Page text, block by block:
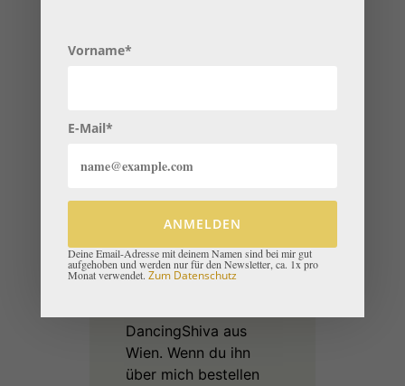
Macawurzel,
Rohkakao,
Reishisporen,
Rosenpulver und
vieles mehr. Ich kaufe
ihn seit 1 Jahr, wie
DancingShiva aus
Wien. Wenn du ihn
über mich bestellen
Vorname*
E-Mail*
ANMELDEN
Deine Email-Adresse mit deinem Namen sind bei mir gut
aufgehoben und werden nur für den Newsletter, ca. 1x pro
Monat verwendet. Zum Datenschutz